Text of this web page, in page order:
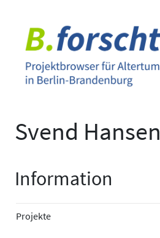
springen
Svend Hansen
Information
Projekte